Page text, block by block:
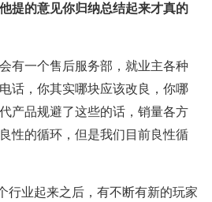
提的意见你归纳总结起来才真的
有一个售后服务部，就业主各种
话，你其实哪块应该改良，你哪
产品规避了这些的话，销量各方
性的循环，但是我们目前良性循
行业起来之后，有不断有新的玩家